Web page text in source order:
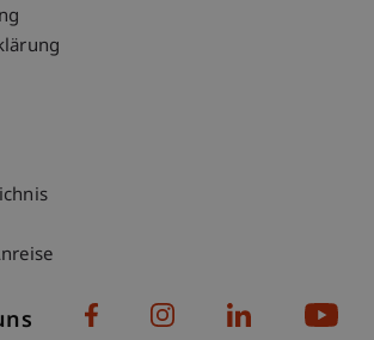
Hinweise
Verzeichnis